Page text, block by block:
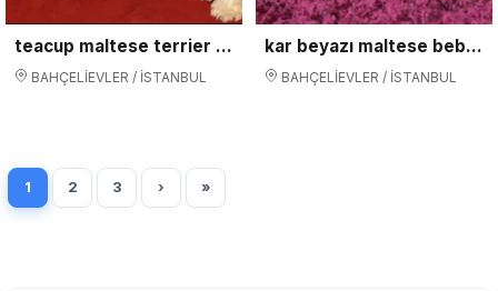
teacup maltese terrier bebekler
BAHÇELİEVLER / İSTANBUL
kar beyazı maltese bebeklerimiz
BAHÇELİEVLER / İSTANBUL
1 2 3 › »